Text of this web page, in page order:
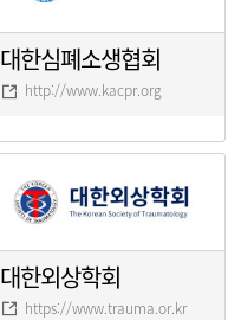
대한심폐소생협회
http://www.kacpr.org
대한외상학회
https://www.trauma.or.kr